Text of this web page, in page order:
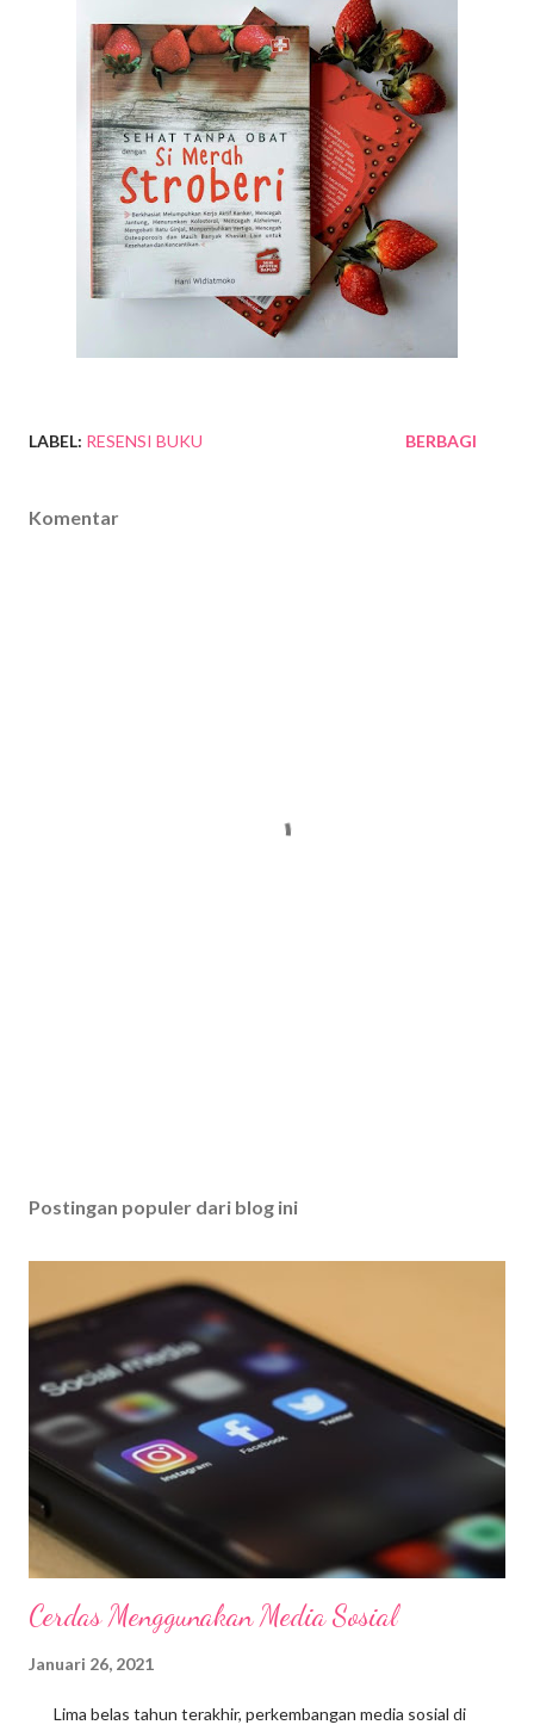
LABEL: RESENSI BUKU BERBAGI
Komentar
Postingan populer dari blog ini
Cerdas Menggunakan Media Sosial
Januari 26, 2021
Lima belas tahun terakhir, perkembangan media sosial di